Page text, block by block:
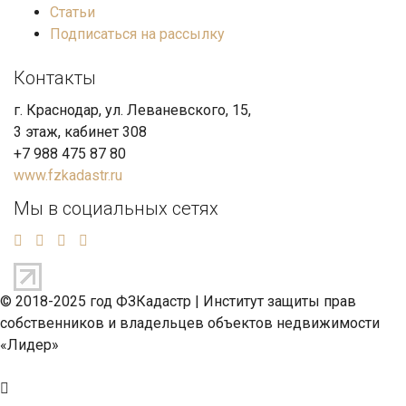
Статьи
Подписаться на рассылку
Контакты
г. Краснодар, ул. Леваневского, 15,
3 этаж, кабинет 308
+7 988 475 87 80
www.fzkadastr.ru
Мы в социальных сетях
© 2018-2025 год ФЗКадастр | Институт защиты прав
собственников и владельцев объектов недвижимости
«Лидер»